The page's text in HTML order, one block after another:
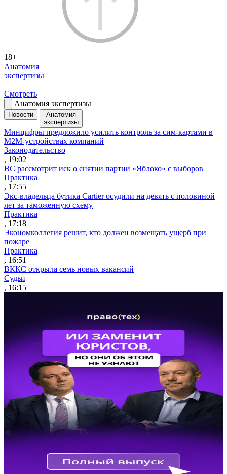
18+
Анатомия
экспертизы
Смотреть
Анатомия экспертизы
Новости
Анатомия
экспертизы
Минцифры предложило усилить контроль за сим-картами в
M2M-устройствах компаний
Законодательство
, 19:02
ВС рассмотрит иск о снятии партии «Яблоко» с выборов
Практика
, 17:55
Экс-владельца бутика Cartier осудили на девять с половиной
лет за таможенную схему
Практика
, 17:18
Экономколлегия решит, кто должен возмещать ущерб при
пожаре
Практика
, 16:51
ВККС открыла семь новых вакансий
Судьи
, 16:15